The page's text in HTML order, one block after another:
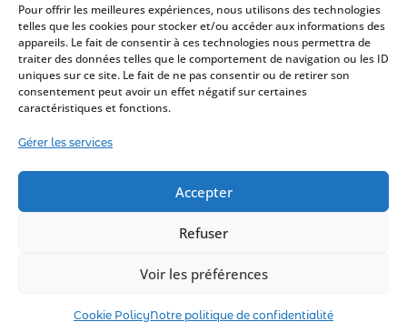
Pour offrir les meilleures expériences, nous utilisons des technologies
telles que les cookies pour stocker et/ou accéder aux informations des
appareils. Le fait de consentir à ces technologies nous permettra de
traiter des données telles que le comportement de navigation ou les ID
uniques sur ce site. Le fait de ne pas consentir ou de retirer son
consentement peut avoir un effet négatif sur certaines
caractéristiques et fonctions.
Gérer les services
Accepter
Refuser
Voir les préférences
Cookie PolicyNotre politique de confidentialité
Chênée - SRL agréée par la SWL sous le n°6020 - N° Entreprise :